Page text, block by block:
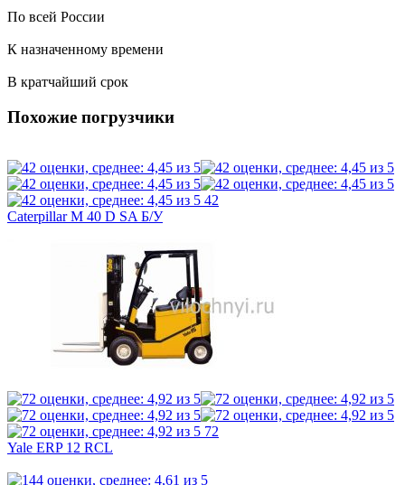
По всей России
К назначенному времени
В кратчайший срок
Похожие погрузчики
42
Caterpillar M 40 D SA Б/У
72
Yale ERP 12 RCL